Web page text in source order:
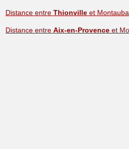
Distance entreThionville et
Distance entreAix-en-Provence et